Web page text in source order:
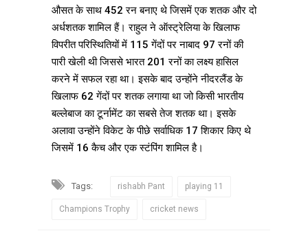
औसत के साथ 452 रन बनाए थे जिसमें एक शतक और दो
अर्धशतक शामिल हैं। राहुल ने ऑस्ट्रेलिया के खिलाफ
विपरीत परिस्थितियों में 115 गेंदों पर नाबाद 97 रनों की
पारी खेली थी जिससे भारत 201 रनों का लक्ष्य हासिल
करने में सफल रहा था। इसके बाद उन्होंने नीदरलैंड के
खिलाफ 62 गेंदों पर शतक लगाया था जो किसी भारतीय
बल्लेबाज का टूर्नामेंट का सबसे तेज शतक था। इसके
अलावा उन्होंने विकेट के पीछे सर्वाधिक 17 शिकार किए थे
जिसमें 16 कैच और एक स्टंपिंग शामिल है।
Tags: rishabh Pant playing 11
Champions Trophy cricket news